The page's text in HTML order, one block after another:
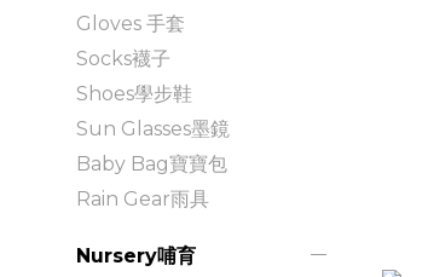
Gloves 手套
Socks襪子
Shoes學步鞋
Sun Glasses墨鏡
Baby Bag寶寶包
Rain Gear雨具
Nursery哺育